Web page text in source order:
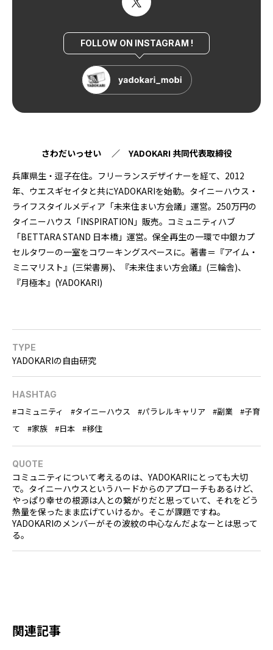
FOLLOW ON INSTAGRAM !
さわだいっせい ／ YADOKARI 共同代表取締役
兵庫県生・逗子在住。フリーランスデザイナーを経て、2012
年、ウエスギセイタと共にYADOKARIを始動。タイニーハウス・
ライフスタイルメディア「未来住まい方会議」運営。250万円の
タイニーハウス「INSPIRATION」販売。コミュニティハブ
「BETTARA STAND 日本橋」運営。保全再生の一環で中銀カプ
セルタワーの一室をコワーキングスペースに。著書＝『アイム・
ミニマリスト』(三栄書房)、『未来住まい方会議』(三輪舎)、
『月極本』(YADOKARI)
TYPE
YADOKARIの自由研究
HASHTAG
コミュニティ タイニーハウス パラレルキャリア 副業
子育
て
家族 日本 移住
QUOTE
コミュニティについて考えるのは、YADOKARIにとっても大切
で。タイニーハウスというハードからのアプローチもあるけど、
やっぱり幸せの根源は人との繋がりだと思っていて、それをどう
熱量を保ったまま広げていけるか。そこが課題ですね。
YADOKARIのメンバーがその波紋の中心なんだよなーとは思って
る。
関連記事